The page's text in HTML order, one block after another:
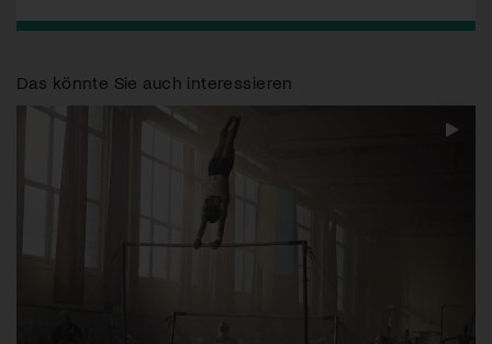
Das könnte Sie auch interessieren